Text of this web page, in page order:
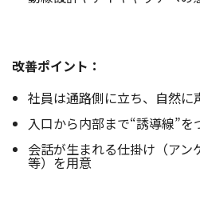
改善ポイント：
社員は通路側に立ち、自然に
入口から内部まで“誘導線”を
会話が生まれる仕掛け（アン
等）を用意